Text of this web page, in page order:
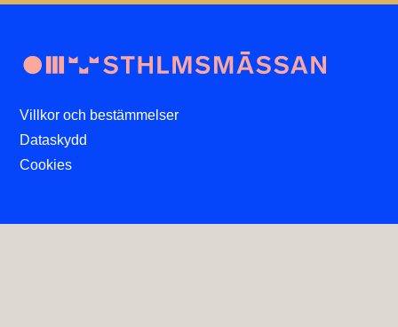
Villkor och bestämmelser
Dataskydd
Cookies